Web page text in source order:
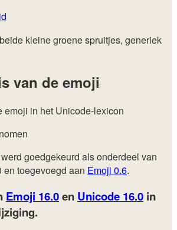
kleine groene spruitjes, generiek
van de emoji
emoji in het Unicode-lexicon
goedgekeurd als onderdeel van
en toegevoegd aan Emoji 0.6.
Emoji 16.0en Unicode 16.0 in